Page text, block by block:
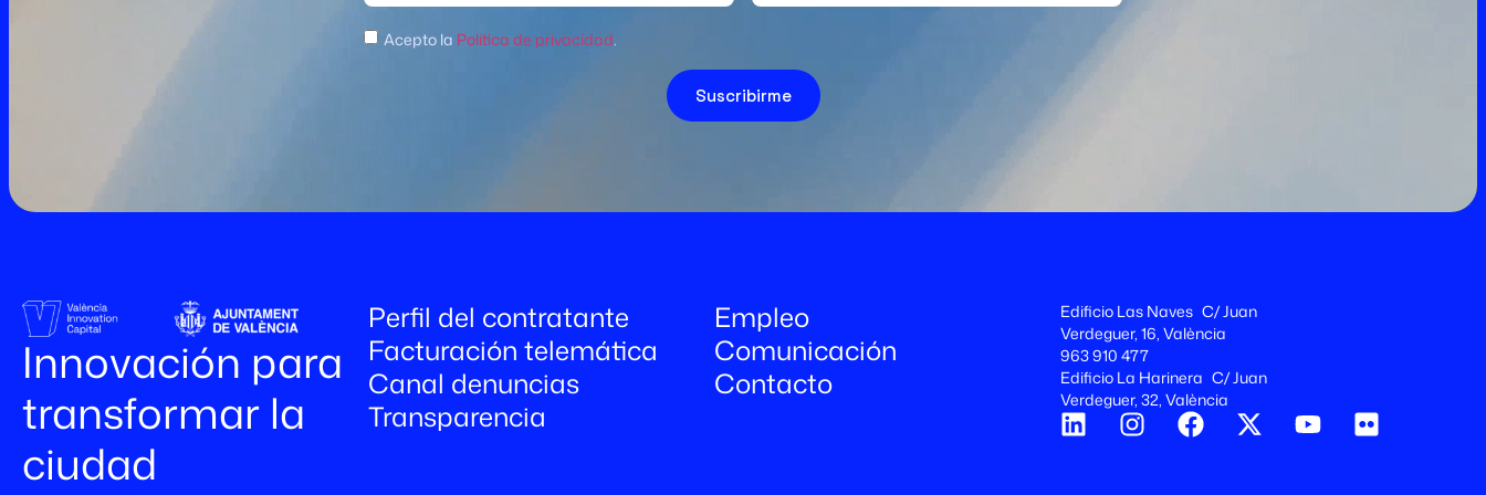
Acepto la Política de privacidad.
Suscribirme
Innovación para
transformar la
ciudad
Perfil del contratante
Facturación telemática
Canal denuncias
Transparencia
Empleo
Comunicación
Contacto
Edificio Las Naves C/ Juan
Verdeguer, 16, València
963 910 477
Edificio La Harinera C/ Juan
Verdeguer, 32, València